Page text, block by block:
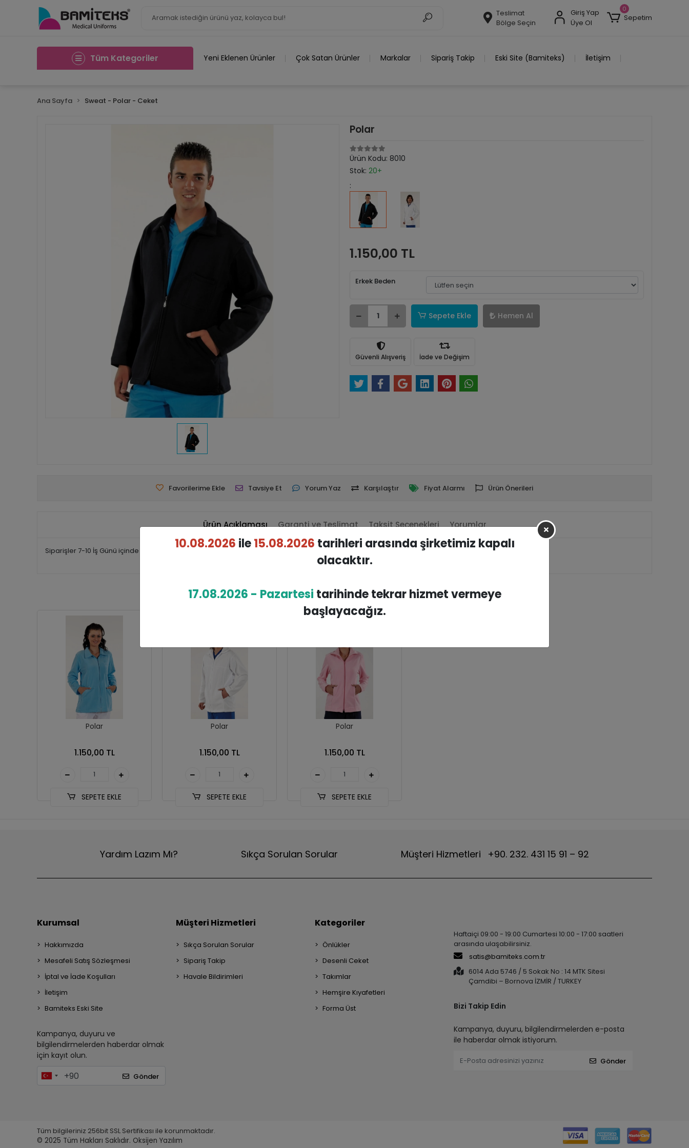
Teslimat
Bölge Seçin
Giriş Yap
Üye Ol
0
Sepetim
Tüm Kategoriler Yeni Eklenen Ürünler Çok Satan Ürünler Markalar Sipariş Takip Eski Site (Bamiteks) İletişim
Ana Sayfa Sweat - Polar - Ceket
Polar
Ürün Kodu: 8010
Stok: 20+
:
1.150,00 TL
Erkek Beden
Sepete Ekle Hemen Al
Güvenli Alışveriş İade ve Değişim
Favorilerime Ekle Tavsiye Et Yorum Yaz Karşılaştır Fiyat Alarmı Ürün Önerileri
Ürün Açıklaması Garanti ve Teslimat Taksit Seçenekleri Yorumlar
Siparişler 7-10 İş Günü içinde Kargoya Teslim edilmektedir.
Benzer Ürünler
Polar
1.150,00 TL
SEPETE EKLE
Polar
1.150,00 TL
SEPETE EKLE
Polar
1.150,00 TL
SEPETE EKLE
Yardım Lazım Mı? Sıkça Sorulan Sorular Müşteri Hizmetleri +90. 232. 431 15 91 – 92
Kurumsal
Hakkımızda
Mesafeli Satış Sözleşmesi
İptal ve İade Koşulları
İletişim
Bamiteks Eski Site
Kampanya, duyuru ve
bilgilendirmelerden haberdar olmak
için kayıt olun.
Gönder
Müşteri Hizmetleri
Sıkça Sorulan Sorular
Sipariş Takip
Havale Bildirimleri
Kategoriler
Önlükler
Desenli Ceket
Takımlar
Hemşire Kıyafetleri
Forma Üst
Haftaiçi 09:00 - 19:00 Cumartesi 10:00 - 17:00 saatleri
arasında ulaşabilirsiniz.
satis@bamiteks.com.tr
6014 Ada 5746 / 5 Sokak No : 14 MTK Sitesi
Çamdibi – Bornova İZMİR / TURKEY
Bizi Takip Edin
Kampanya, duyuru, bilgilendirmelerden e-posta
ile haberdar olmak istiyorum.
Gönder
Tüm bilgileriniz 256bit SSL Sertifikası ile korunmaktadır.
© 2025 Tüm Hakları Saklıdır. Oksijen Yazılım
10.08.2026 ile15.08.2026 tarihleri arasında şirketimiz kapalı
olacaktır.
17.08.2026 - Pazartesi tarihinde tekrar hizmet vermeye
başlayacağız.